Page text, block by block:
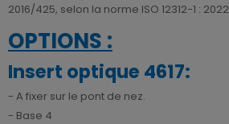
2016/425, selon la norme ISO 12312-1 : 2022
OPTIONS :
Insert optique 4617:
- A fixer sur le pont de nez.
- Base 4